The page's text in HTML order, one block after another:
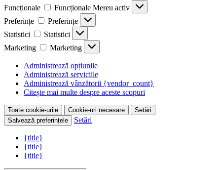
Funcționale
Funcționale Mereu activ
Preferințe
Preferințe
Statistici
Statistici
Marketing
Marketing
Administrează opțiunile
Administrează serviciile
Administrează vânzătorii {vendor_count}
Citește mai multe despre aceste scopuri
Toate cookie-urile Cookie-uri necesare
Setări
Salvează preferințele
Setări
{title}
{title}
{title}